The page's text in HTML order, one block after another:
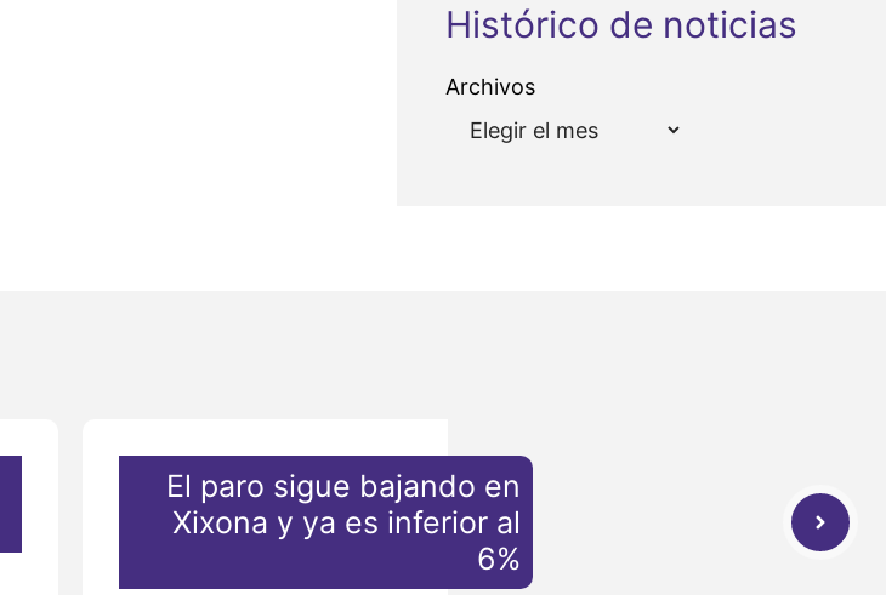
Histórico de noticias
Archivos
El paro sigue bajando en
Xixona y ya es inferior al
6%